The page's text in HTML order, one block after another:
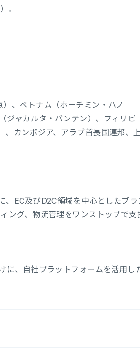
。
、ベトナム（ホーチミン・ハノ
ジャカルタ・バンテン）、フィリピ
、カンボジア、アラブ首長国連邦、上
、EC及びD2C領域を中心としたブラ
ング、物流管理をワンストップで支
に、自社プラットフォームを活用し